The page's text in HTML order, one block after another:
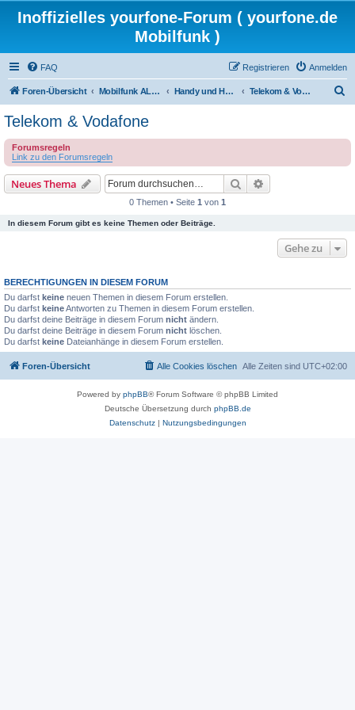
Inoffizielles yourfone-Forum ( yourfone.de
Mobilfunk )
FAQ Anmelden
Registrieren
Foren-Übersicht Mobilfunk ALLGEMEIN Handy und Hardware (Herstellerforen) Telekom & Vodafone
e
Telekom & Vodafone
Forumsregeln
Link zu den Forumsregeln
Neues Thema Suche
0 Themen • Seite 1 von 1
In diesem Forum gibt es keine Themen oder Beiträge.
Gehe zu
BERECHTIGUNGEN IN DIESEM FORUM
Du darfst keine neuen Themen in diesem Forum erstellen.
Du darfst keineAntworten zu Themen in diesem Forum erstellen.
Du darfst deine Beiträge in diesem Forum nicht ändern.
Du darfst deine Beiträge in diesem Forum nicht löschen.
Du darfst keine Dateianhänge in diesem Forum erstellen.
Foren-Übersicht Alle Zeiten sind UTC+02:00
Alle Cookies löschen
Powered by phpBB® Forum Software © phpBB Limited
Deutsche Übersetzung durch phpBB.de
Datenschutz| Nutzungsbedingungen